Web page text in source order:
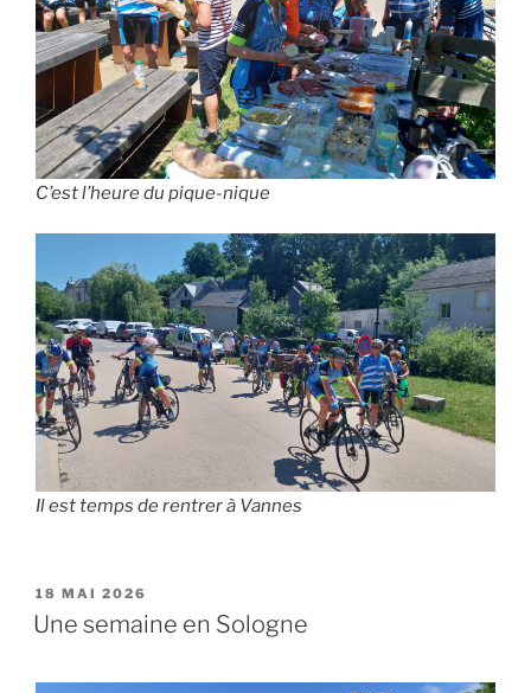
C’est l’heure du pique-nique
Il est temps de rentrer à Vannes
PUBLIÉ
LE
18 MAI 2026
Une semaine en Sologne